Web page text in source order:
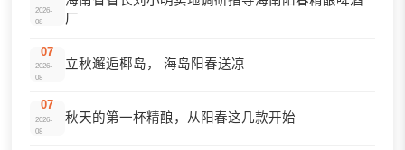
2026-
08
厂
07
2026-
08
立秋邂逅椰岛， 海岛阳春送凉
07
2026-
08
秋天的第一杯精酿，从阳春这几款开始